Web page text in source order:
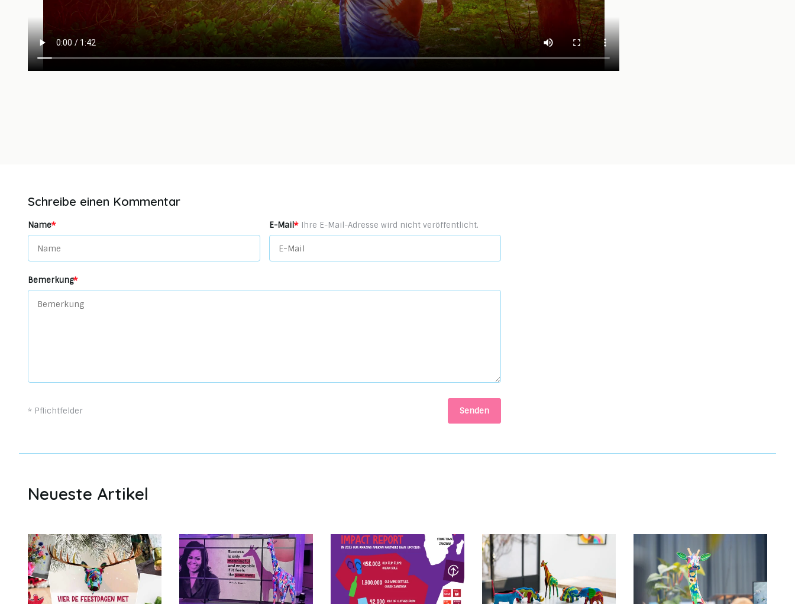
Schreibe einen Kommentar
Name* E-Mail * Ihre E-Mail-Adresse wird nicht veröffentlicht.
Bemerkung*
* Pflichtfelder Senden
Neueste Artikel